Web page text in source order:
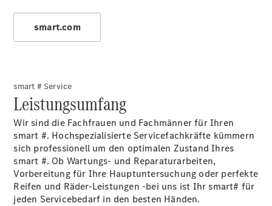
Junge
Sterne -
Online
Store
smart.com
smart # Service
Leistungsumfang
Wir sind die Fachfrauen und Fachmänner für Ihren
smart #. Hochspezialisierte Servicefachkräfte kümmern
sich professionell um den optimalen Zustand Ihres
smart #. Ob Wartungs- und Reparaturarbeiten,
Vorbereitung für Ihre Hauptuntersuchung oder perfekte
Reifen und Räder-Leistungen -bei uns ist Ihr smart# für
jeden Servicebedarf in den besten Händen.